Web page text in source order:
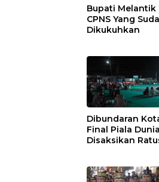
Bupati Melantik
CPNS Yang
Dikukuhkan
Dibundaran
Final Piala Dunia
Disaksikan